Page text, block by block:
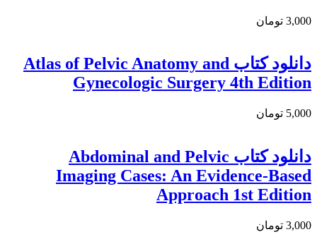
3,000 تومان
دانلود کتاب Atlas of Pelvic Anatomy and
Gynecologic Surgery 4th Edition
5,000 تومان
دانلود کتاب Abdominal and Pelvic
Imaging Cases: An Evidence-Based
Approach 1st Edition
3,000 تومان